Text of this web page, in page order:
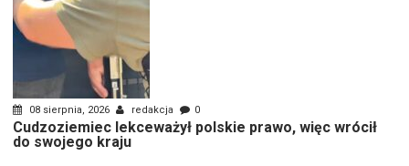
08 sierpnia, 2026 redakcja 0
Cudzoziemiec lekceważył polskie prawo, więc wrócił
do swojego kraju